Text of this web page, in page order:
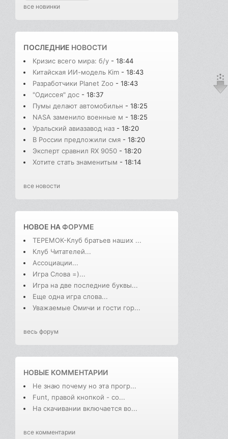
все новинки
ПОСЛЕДНИЕ НОВОСТИ
Кризис всего мира: б/у - 18:44
Китайская ИИ-модель Kim - 18:43
Разработчики Planet Zoo - 18:43
"Одиссея" дос - 18:37
Пумы делают автомобильн - 18:25
NASA заменило военные м - 18:25
Уральский авиазавод наз - 18:20
В России предложили смя - 18:20
Эксперт сравнил RX 9050 - 18:20
Хотите стать знаменитым - 18:14
все новости
НОВОЕ НАФОРУМЕ
ТЕРЕМОК-Клуб братьев наших ...
Клуб Читателей...
Ассоциации...
Игра Слова =)...
Игра на две последние буквы...
Еще одна игра слова...
Уважаемые Омичи и гости гор...
весь форум
НОВЫЕ КОММЕНТАРИИ
Не знаю почему но эта прогр...
Funt, правой кнопкой - со...
На скачивании включается во...
все комментарии